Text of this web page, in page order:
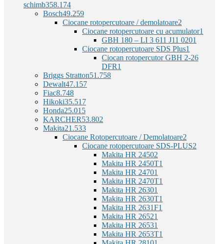
schimb358.174
Bosch49.259
Ciocane rotopercutoare / demolatoare2
Ciocane rotopercutoare cu acumulator1
GBH 180 – LI 3 611 J11 0201
Ciocane rotopercutoare SDS Plus1
Ciocan rotopercutor GBH 2-26
DFR1
Briggs Stratton51.758
Dewalt47.157
Fiac8.748
Hikoki35.517
Honda25.015
KARCHER53.802
Makita21.533
Ciocane Rotopercutoare / Demolatoare2
Ciocane rotopercutoare SDS-PLUS2
Makita HR 24502
Makita HR 2450T1
Makita HR 24701
Makita HR 2470T1
Makita HR 26301
Makita HR 2630T1
Makita HR 2631F1
Makita HR 26521
Makita HR 26531
Makita HR 2653T1